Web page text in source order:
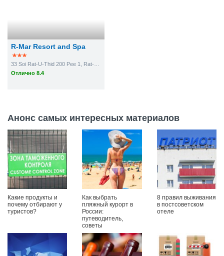
R-Mar Resort and Spa
Отлично 8.4
Анонс самых интересных материалов
Какие продукты и
почему отбирают у
туристов?
Как выбрать
пляжный курорт в
России:
путеводитель,
советы
8 правил выживания
в постсоветском
отеле